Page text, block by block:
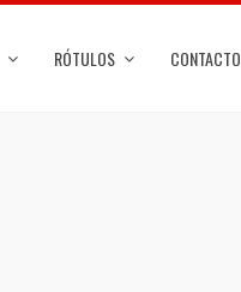
RÓTULOS CONTACTO